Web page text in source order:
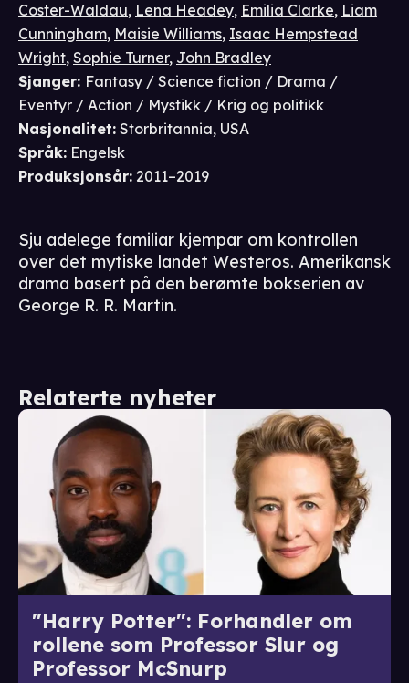
Coster-Waldau, Lena Headey, Emilia Clarke, Liam
Cunningham, Maisie Williams, Isaac Hempstead
Wright, Sophie Turner, John Bradley
Sjanger: Fantasy / Science fiction / Drama /
Eventyr / Action / Mystikk / Krig og politikk
Nasjonalitet: Storbritannia, USA
Språk: Engelsk
Produksjonsår: 2011–2019
Sju adelege familiar kjempar om kontrollen
over det mytiske landet Westeros. Amerikansk
drama basert på den berømte bokserien av
George R. R. Martin.
Relaterte nyheter
"Harry Potter": Forhandler om
rollene som Professor Slur og
Professor McSnurp